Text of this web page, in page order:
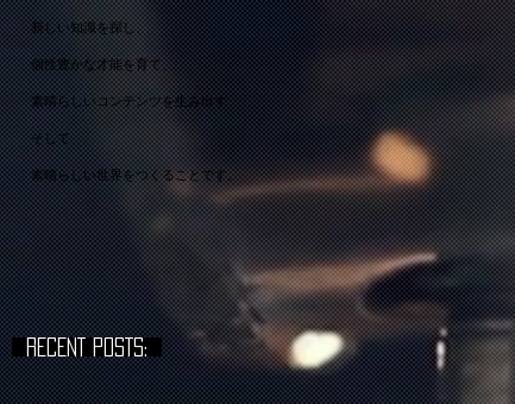
新しい知識を探し、
個性豊かな才能を育て、
​素晴らしいコンテンツを生み出す
そして
​素晴らしい世界をつくることです。
RECENT POSTS: